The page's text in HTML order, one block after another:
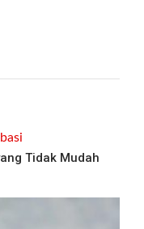
Tidak Mudah